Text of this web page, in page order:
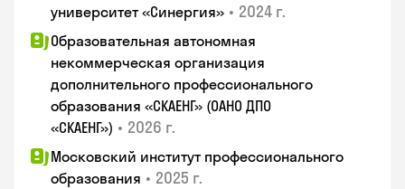
университет «Синергия» • 2024 г.
Образовательная автономная
некоммерческая организация
дополнительного профессионального
образования «СКАЕНГ» (ОАНО ДПО
«СКАЕНГ») • 2026 г.
Московский институт профессионального
образования • 2025 г.